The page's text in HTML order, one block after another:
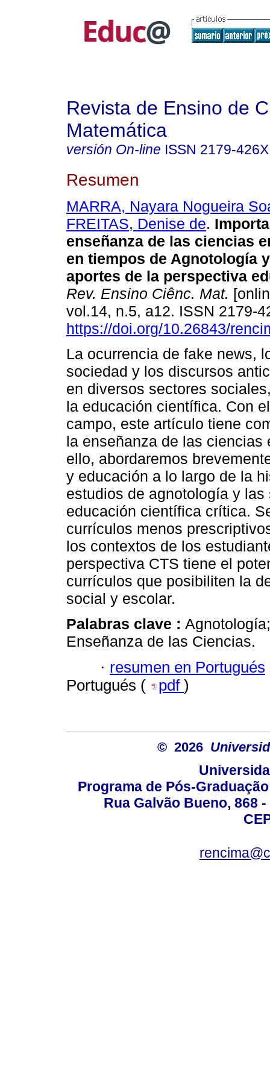
Revista de Ensino de
Matemática
versión On-line ISSN 2179-426X
Resumen
MARRA, Nayara Nogueira
FREITAS, Denise de.
enseñanza de las ciencias
en tiempos de Agnotología
aportes de la perspectiva
Rev. Ensino Ciênc. Mat.
vol.14, n.5, a12. ISSN 2179-
https://doi.org/10.26843/
La ocurrencia de fake news,
sociedad y los discursos
en diversos sectores
la educación científica. Con
campo, este artículo tiene
la enseñanza de las ciencias
ello, abordaremos
y educación a lo largo de la
estudios de agnotología y
educación científica crítica.
currículos menos
los contextos de los
perspectiva CTS tiene el
currículos que posibiliten la
social y escolar.
Palabras clave :
Enseñanza de las Ciencias.
· resumen en Portugués
Portugués (
pdf )
© 2026
Programa de Pós-
Rua Galvão Bueno, 868